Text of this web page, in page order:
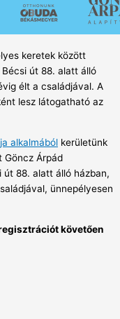
keretek között
út 88. alatt álló
élt a családjával. A
lesz látogatható az
alkalmából kerületünk
Göncz Árpád
út 88. alatt álló házban,
ünnepélyesen
követően